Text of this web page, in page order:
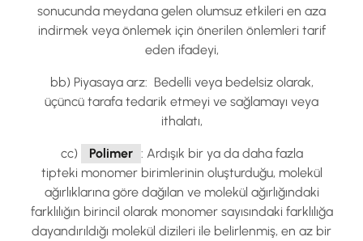
sonucunda meydana gelen olumsuz etkileri en aza
indirmek veya önlemek için önerilen önlemleri tarif
eden ifadeyi,
bb) Piyasaya arz: Bedelli veya bedelsiz olarak,
üçüncü tarafa tedarik etmeyi ve sağlamayı veya
ithalatı,
cc) Polimer : Ardışık bir ya da daha fazla
tipteki monomer birimlerinin oluşturduğu, molekül
ağırlıklarına göre dağılan ve molekül ağırlığındaki
farklılığın birincil olarak monomer sayısındaki farklılığa
dayandırıldığı molekül dizileri ile belirlenmiş, en az bir